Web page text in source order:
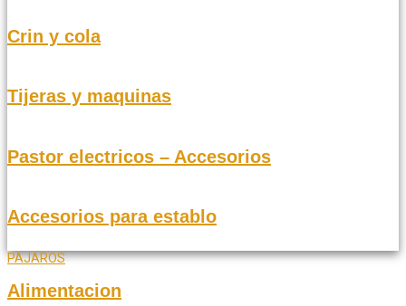
Crin y cola
Tijeras y maquinas
Pastor electricos – Accesorios
Accesorios para establo
PAJAROS
Alimentacion